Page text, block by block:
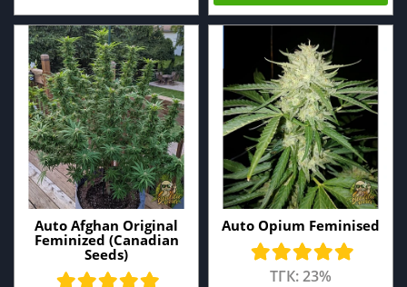
Auto Afghan Original
Feminized (Canadian
Seeds)
Auto Opium Feminised
ТГК: 23%